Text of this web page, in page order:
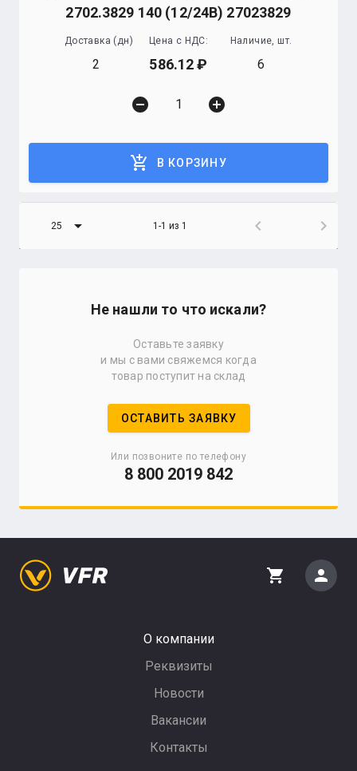
2702.3829 140 (12/24В) 27023829
Доставка (дн)
2
Цена с НДС:
586.12
Наличие, шт.
6
remove_circle add_circle
add_shopping_cart В КОРЗИНУ
25 arrow_drop_down 1-1 из 1 chevron_left chevron_right
Не нашли то что искали?
Оставьте заявку
и мы с вами свяжемся когда
товар поступит на склад
ОСТАВИТЬ ЗАЯВКУ
Или позвоните по телефону
8 800 2019 842
О компании
Реквизиты
Новости
Вакансии
Контакты
shopping_cart person